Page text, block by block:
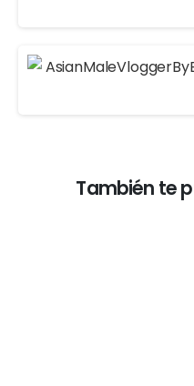
También te